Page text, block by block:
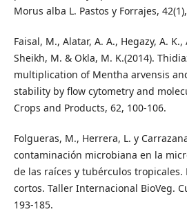
Morus alba L. Pastos y Forrajes,
Faisal, M., Alatar, A. A., Hegazy, A.
Sheikh, M. & Okla, M. K.(2014).
multiplication of Mentha arvensis
stability by flow cytometry and
Crops and Products, 62, 100-106.
Folgueras, M., Herrera, L. y
contaminación microbiana en la
de las raíces y tubérculos tropicales.
cortos. Taller Internacional BioVeg.
193-185.